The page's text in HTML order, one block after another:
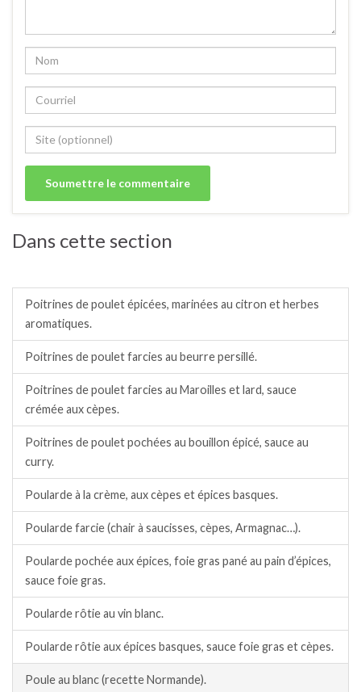
Dans cette section
Poitrines de poulet épicées, marinées au citron et herbes
aromatiques.
Poitrines de poulet farcies au beurre persillé.
Poitrines de poulet farcies au Maroilles et lard, sauce
crémée aux cèpes.
Poitrines de poulet pochées au bouillon épicé, sauce au
curry.
Poularde à la crème, aux cèpes et épices basques.
Poularde farcie (chair à saucisses, cèpes, Armagnac…).
Poularde pochée aux épices, foie gras pané au pain d’épices,
sauce foie gras.
Poularde rôtie au vin blanc.
Poularde rôtie aux épices basques, sauce foie gras et cèpes.
Poule au blanc (recette Normande).